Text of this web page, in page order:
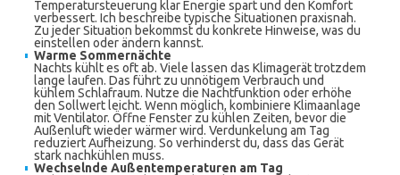
Temperatursteuerung klar Energie spart und den Komfort
verbessert. Ich beschreibe typische Situationen praxisnah.
Zu jeder Situation bekommst du konkrete Hinweise, was du
einstellen oder ändern kannst.
Warme Sommernächte
Nachts kühlt es oft ab. Viele lassen das Klimagerät trotzdem
lange laufen. Das führt zu unnötigem Verbrauch und
kühlem Schlafraum. Nutze die Nachtfunktion oder erhöhe
den Sollwert leicht. Wenn möglich, kombiniere Klimaanlage
mit Ventilator. Öffne Fenster zu kühlen Zeiten, bevor die
Außenluft wieder wärmer wird. Verdunkelung am Tag
reduziert Aufheizung. So verhinderst du, dass das Gerät
stark nachkühlen muss.
Wechselnde Außentemperaturen am Tag